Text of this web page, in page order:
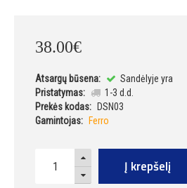
38.00€
Atsargų būsena:
Sandėlyje yra
Pristatymas:
1-3 d.d.
Prekės kodas:
DSN03
Gamintojas:
Ferro
Į krepšelį